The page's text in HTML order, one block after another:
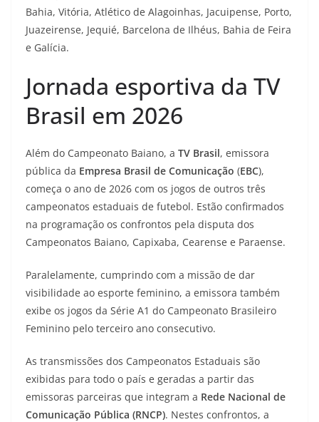
Bahia, Vitória, Atlético de Alagoinhas, Jacuipense, Porto,
Juazeirense, Jequié, Barcelona de Ilhéus, Bahia de Feira
e Galícia.
Jornada esportiva da TV
Brasil em 2026
Além do Campeonato Baiano, a TV Brasil, emissora
pública da Empresa Brasil de Comunicação (EBC),
começa o ano de 2026 com os jogos de outros três
campeonatos estaduais de futebol. Estão confirmados
na programação os confrontos pela disputa dos
Campeonatos Baiano, Capixaba, Cearense e Paraense.
Paralelamente, cumprindo com a missão de dar
visibilidade ao esporte feminino, a emissora também
exibe os jogos da Série A1 do Campeonato Brasileiro
Feminino pelo terceiro ano consecutivo.
As transmissões dos Campeonatos Estaduais são
exibidas para todo o país e geradas a partir das
emissoras parceiras que integram a Rede Nacional de
Comunicação Pública (RNCP). Nestes confrontos, a